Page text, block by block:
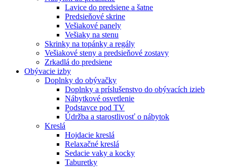
Lavice do predsiene a šatne
Predsieňové skrine
Vešiakové panely
Vešiaky na stenu
Skrinky na topánky a regály
Vešiakové steny a predsieňové zostavy
Zrkadlá do predsiene
Obývacie izby
Doplnky do obývačky
Doplnky a príslušenstvo do obývacích izieb
Nábytkové osvetlenie
Podstavce pod TV
Údržba a starostlivosť o nábytok
Kreslá
Hojdacie kreslá
Relaxačné kreslá
Sedacie vaky a kocky
Taburetky